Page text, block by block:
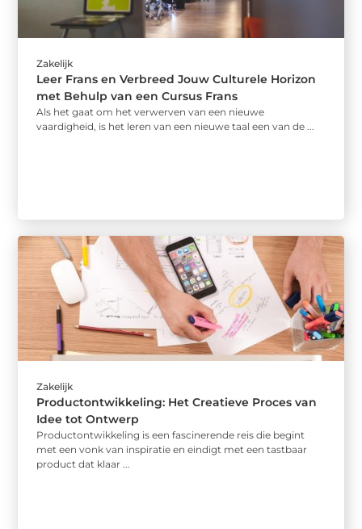
Zakelijk
Leer Frans en Verbreed Jouw Culturele Horizon
met Behulp van een Cursus Frans
Als het gaat om het verwerven van een nieuwe
vaardigheid, is het leren van een nieuwe taal een van de ...
Zakelijk
Productontwikkeling: Het Creatieve Proces van
Idee tot Ontwerp
Productontwikkeling is een fascinerende reis die begint
met een vonk van inspiratie en eindigt met een tastbaar
product dat klaar ...